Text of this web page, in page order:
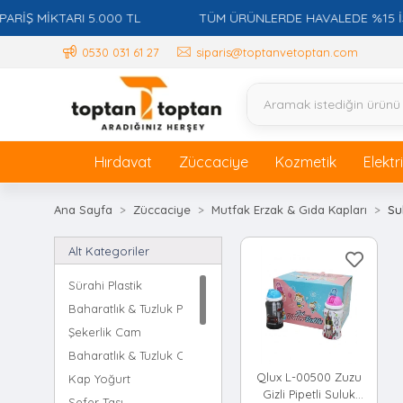
MİKTARI 5.000 TL TÜM ÜRÜNLERDE HAVALEDE %15
0530 031 61 27 siparis@toptanvetoptan.com
Hırdavat Züccaciye Kozmetik
Ana Sayfa Züccaciye Mutfak Erzak & Gıda Kapları
Alt Kategoriler
Sürahi Plastik
Baharatlık & Tuzluk Plastik
Şekerlik Cam
Baharatlık & Tuzluk Cam
Kap Yoğurt
Qlux L-00500 Zuzu
Gizli Pipetli Suluk